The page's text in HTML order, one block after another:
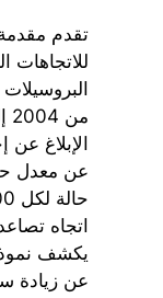
تقدم
للاتجاهات
اتجاه
يكشف